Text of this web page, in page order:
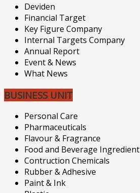
Deviden
Financial Target
Key Figure Company
Internal Targets Company
Annual Report
Event & News
What News
BUSINESS UNIT
Personal Care
Pharmaceuticals
Flavour & Fragrance
Food and Beverage Ingredient
Contruction Chemicals
Rubber & Adhesive
Paint & Ink